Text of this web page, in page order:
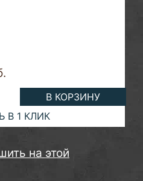
В КОРЗИНУ
В 1 КЛИК
на этой